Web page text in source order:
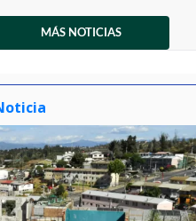
MÁS NOTICIAS